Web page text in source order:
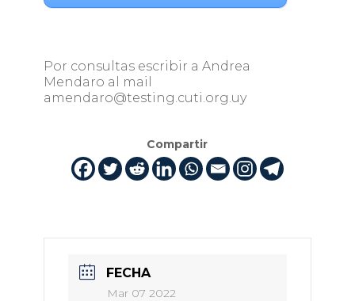
Por consultas escribir a Andrea
Mendaro al mail
amendaro@testing.cuti.org.uy
Compartir
FECHA
Mar 07 2022